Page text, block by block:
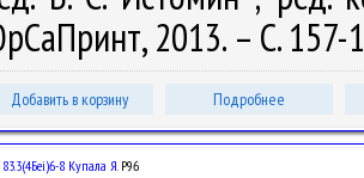
2013. – С. 157-
Добавить в корзину Подробнее
8 Купала Я.Р96